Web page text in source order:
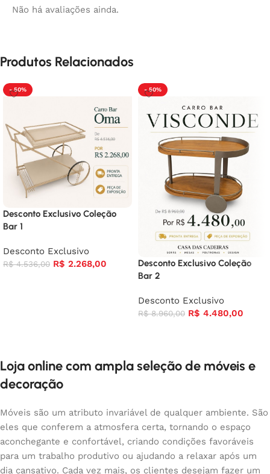
Não há avaliações ainda.
Produtos Relacionados
- 50%
Desconto Exclusivo Coleção
Bar 1
Desconto Exclusivo
R$4.536,00 R$ 2.268,00
- 50%
Desconto Exclusivo Coleção
Bar 2
Desconto Exclusivo
R$8.960,00 R$ 4.480,00
Loja online com ampla seleção de móveis e
decoração
Móveis são um atributo invariável de qualquer ambiente. São
eles que conferem a atmosfera certa, tornando o espaço
aconchegante e confortável, criando condições favoráveis
para um trabalho produtivo ou ajudando a relaxar após um
dia cansativo. Cada vez mais, os clientes desejam fazer um